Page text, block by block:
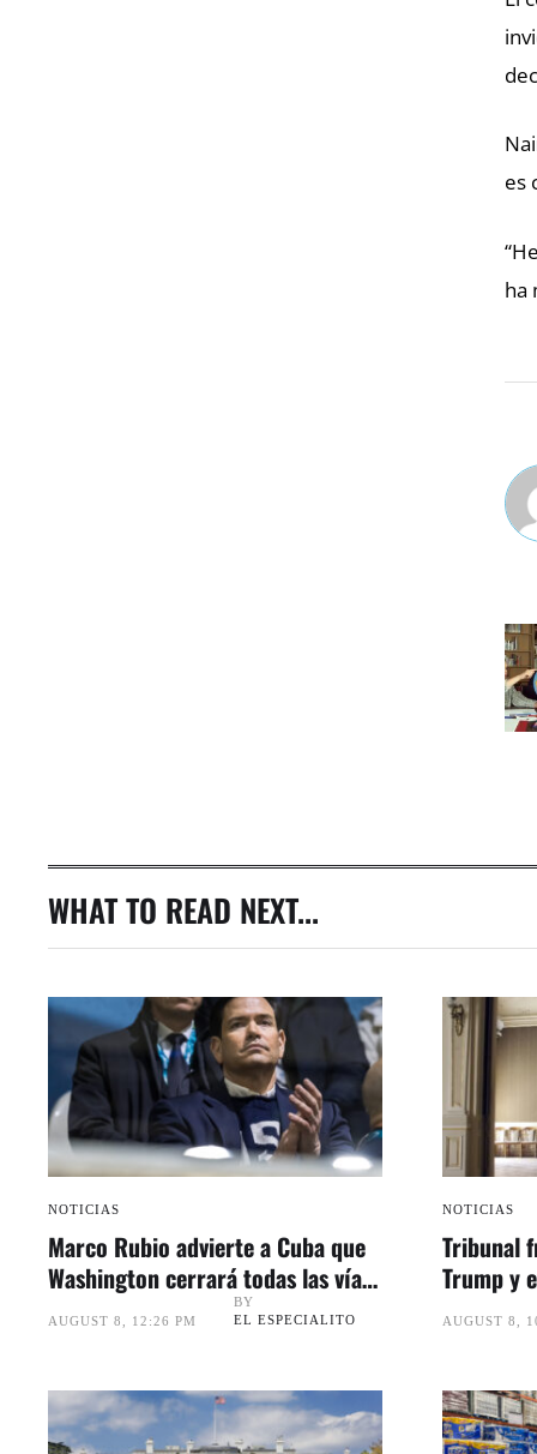
es
ha
WHAT TO READ NEXT...
NOTICIAS
Marco Rubio advierte a Cuba que
Washington cerrará todas las vías
para aliviar su presión
AUGUST 8, 12:26 PM
BY
EL ESPECIALITO
NOTICIAS
Tribunal
Trump y
Congreso
AUGUST 8,